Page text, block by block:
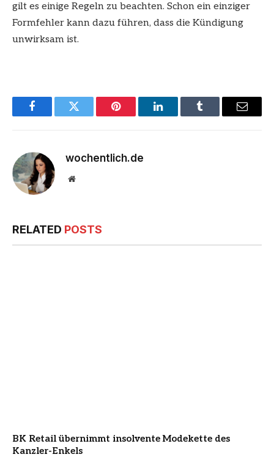
gilt es einige Regeln zu beachten. Schon ein einziger
Formfehler kann dazu führen, dass die Kündigung
unwirksam ist.
FacebookTwitter Pinterest LinkedInTumblr Email
wochentlich.de
Website
RELATED POSTS
BK Retail übernimmt insolvente Modekette des
Kanzler-Enkels